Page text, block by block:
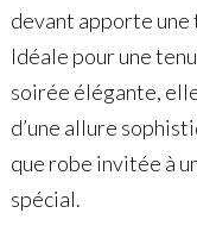
devant apporte une
Idéale pour une
soirée élégante,
d’une allure
que robe invitée à
spécial.